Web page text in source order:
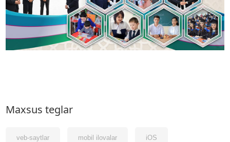
Maxsus teglar
veb-saytlar mobil ilovalar iOS